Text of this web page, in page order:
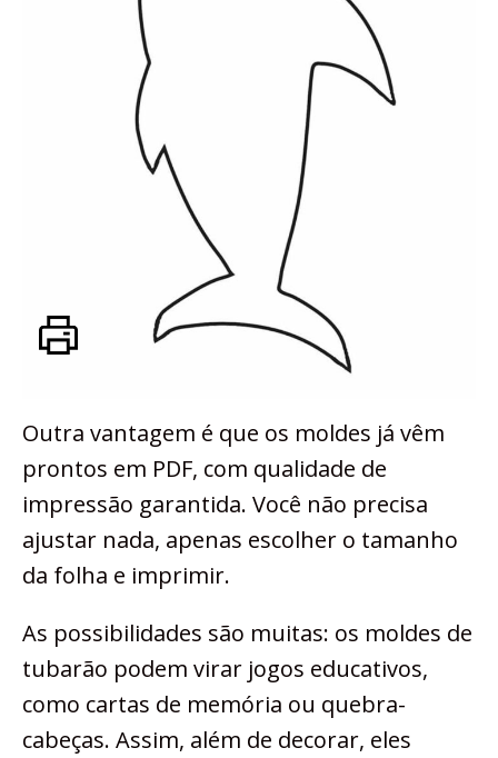
Outra vantagem é que os moldes já vêm
prontos em PDF, com qualidade de
impressão garantida. Você não precisa
ajustar nada, apenas escolher o tamanho
da folha e imprimir.
As possibilidades são muitas: os moldes de
tubarão podem virar jogos educativos,
como cartas de memória ou quebra-
cabeças. Assim, além de decorar, eles